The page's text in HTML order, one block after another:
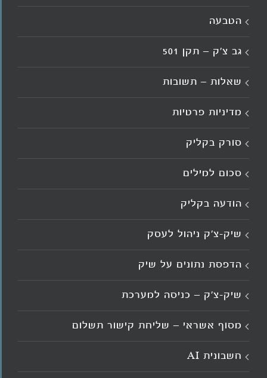
הטבעה
גב צ’ק – תקן 501
שאלות – תשובות
מדיניות פרטיות
סורק בקליק
סכום למילים
הודעה בקליק
שיק-צ'ק ניהול לעסק
הדפסת נתונים על שיק
שיק-צ'ק – כניסה למערכת
מסוף אשראי – שליחת קישור תשלום
חשבונית AI